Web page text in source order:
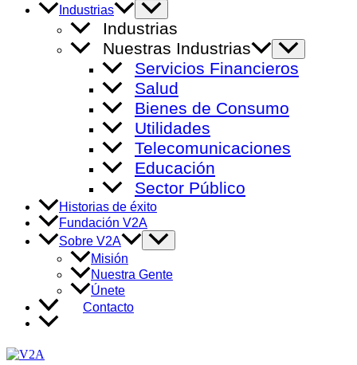
Industrias
Alternar
menú
Industrias
Nuestras Industrias
Alternar
menú
Servicios Financieros
Salud
Bienes de Consumo
Utilidades
Telecomunicaciones
Educación
Sector Público
Historias de éxito
Fundación V2A
Sobre V2A
Alternar
menú
Misión
Nuestra Gente
Únete
Contacto